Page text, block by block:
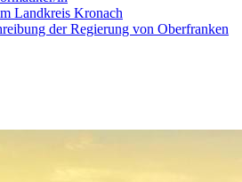
Landkreis Kronach
der Regierung von Oberfranken